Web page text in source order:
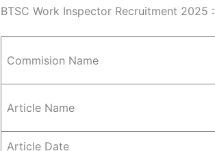
BTSC Work Inspector Recruitment 2025
Commision Name
Article Name
Article Date